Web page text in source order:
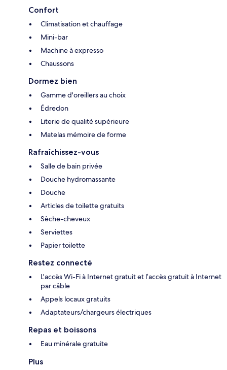
Confort
Climatisation et chauffage
Mini-bar
Machine à expresso
Chaussons
Dormez bien
Gamme d'oreillers au choix
Édredon
Literie de qualité supérieure
Matelas mémoire de forme
Rafraîchissez-vous
Salle de bain privée
Douche hydromassante
Douche
Articles de toilette gratuits
Sèche-cheveux
Serviettes
Papier toilette
Restez connecté
L'accès Wi-Fi à Internet gratuit et l’accès gratuit à Internet
par câble
Appels locaux gratuits
Adaptateurs/chargeurs électriques
Repas et boissons
Eau minérale gratuite
Plus